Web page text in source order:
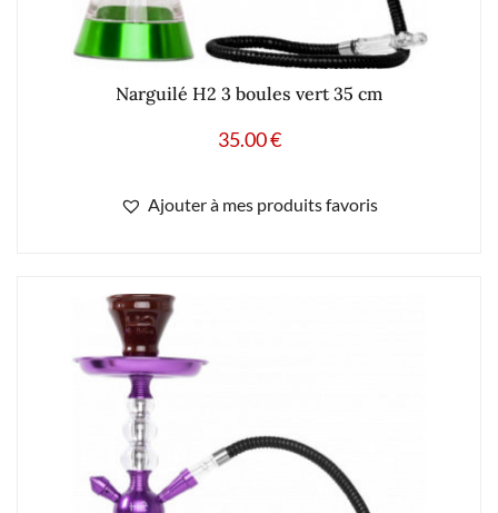
Narguilé H2 3 boules vert 35 cm
35.00€
Ajouter à mes produits favoris